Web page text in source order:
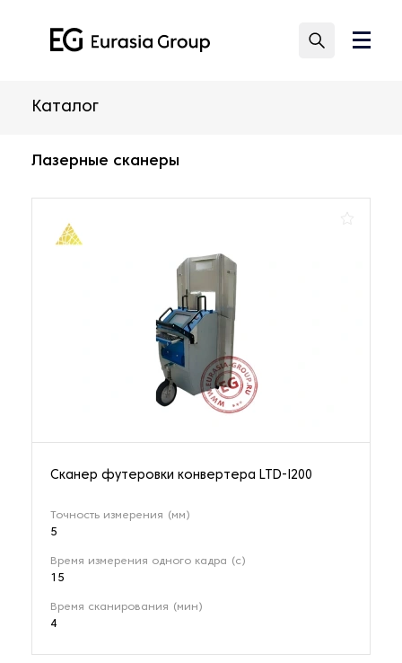
Каталог
Лазерные сканеры
Сканер футеровки конвертера LTD-I200
Точность измерения (мм)
5
Время измерения одного кадра (с)
15
Время сканирования (мин)
4